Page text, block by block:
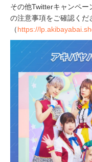
その他Twitterキャンペ
の注意事項をご確認くだ
（https://